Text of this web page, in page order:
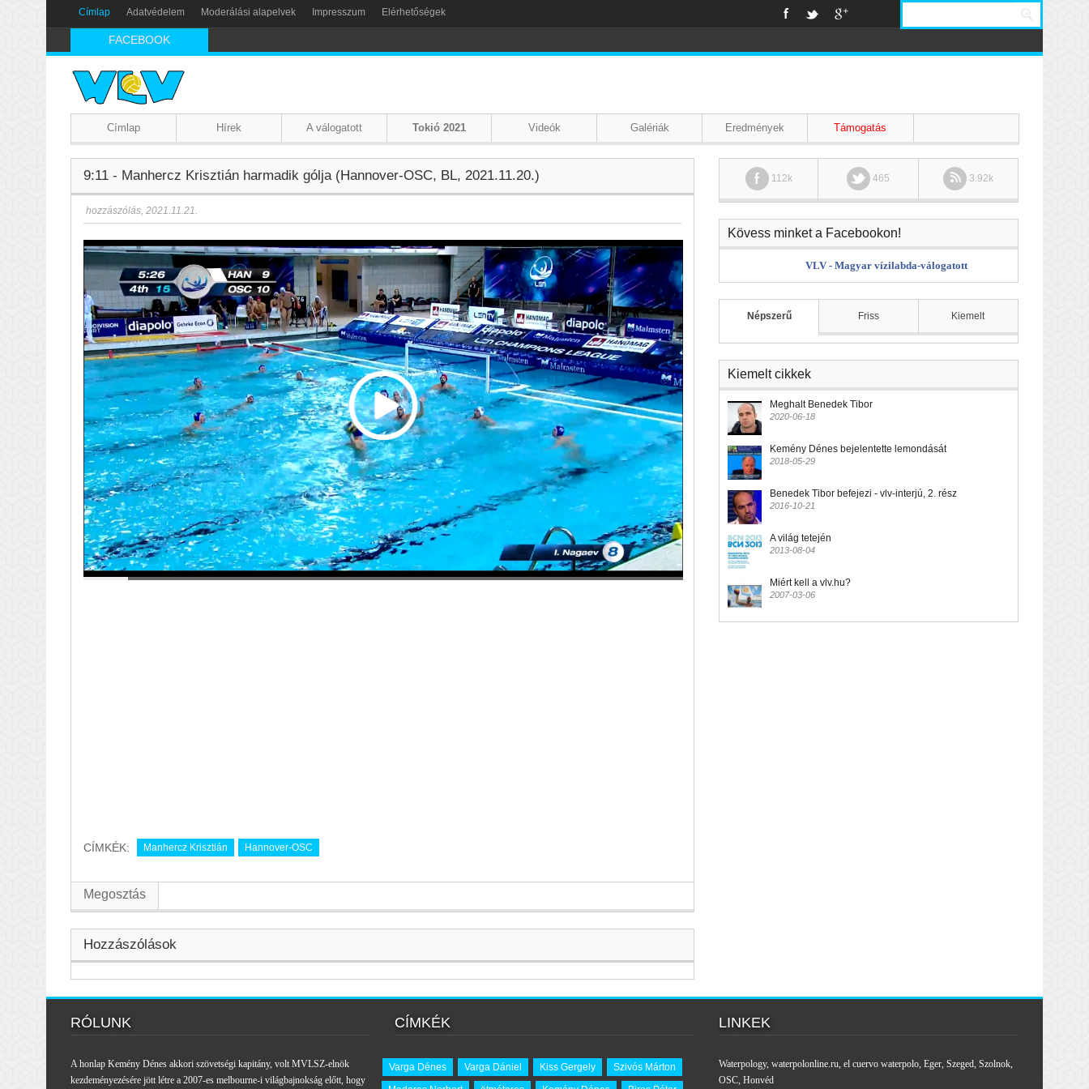
Címlap Adatvédelem Moderálási alapelvek Impresszum Elérhetőségek
FACEBOOK
Címlap Hírek A válogatott Tokió 2021 Videók Galériák Eredmények Támogatás
9:11 - Manhercz Krisztián harmadik gólja (Hannover-OSC, BL, 2021.11.20.)
hozzászólás, 2021.11.21.
CÍMKÉK: Manhercz Krisztián Hannover-OSC
Megosztás
Hozzászólások
112k 465 3.92k
Kövess minket a Facebookon!
VLV - Magyar vízilabda-válogatott
Népszerű Friss Kiemelt
Kiemelt cikkek
Meghalt Benedek Tibor
2020-06-18
Kemény Dénes bejelentette lemondását
2018-05-29
Benedek Tibor befejezi - vlv-interjú, 2. rész
2016-10-21
A világ tetején
2013-08-04
Miért kell a vlv.hu?
2007-03-06
RÓLUNK
A honlap Kemény Dénes akkori szövetségi kapitány, volt MVLSZ-elnök
kezdeményezésére jött létre a 2007-es melbourne-i világbajnokság előtt, hogy
CÍMKÉK
Varga Dénes Varga Dániel Kiss Gergely
Szivós Márton
LINKEK
Waterpology, waterpolonline.ru, el cuervo waterpolo, Eger, Szeged, Szolnok,
OSC, Honvéd